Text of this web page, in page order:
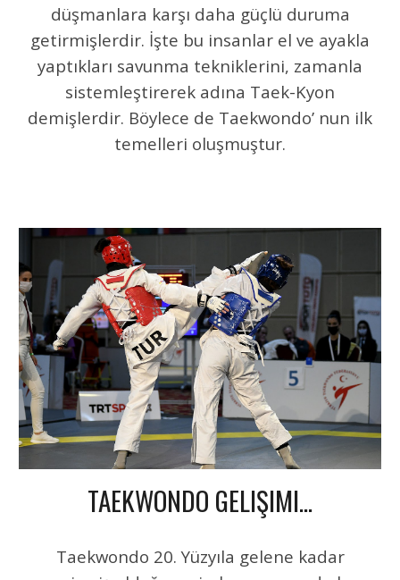
düşmanlara karşı daha güçlü duruma
getirmişlerdir. İşte bu insanlar el ve ayakla
yaptıkları savunma tekniklerini, zamanla
sistemleştirerek adına Taek-Kyon
demişlerdir. Böylece de Taekwondo’ nun ilk
temelleri oluşmuştur.
TAEKWONDO GELIŞIMI...
Taekwondo 20. Yüzyıla gelene kadar